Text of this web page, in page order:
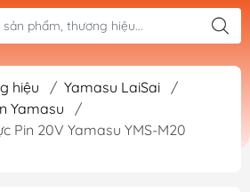
hiệu / Yamasu LaiSai
/
Yamasu
/
Pin 20V Yamasu YMS-M20